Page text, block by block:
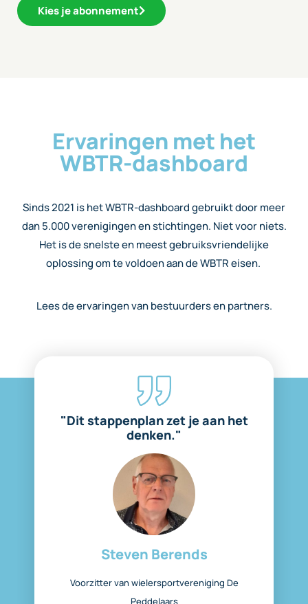
Kies je abonnement
Ervaringen met het
WBTR-dashboard
Sinds 2021 is het WBTR-dashboard gebruikt door meer
dan 5.000 verenigingen en stichtingen. Niet voor niets.
Het is de snelste en meest gebruiksvriendelijke
oplossing om te voldoen aan de WBTR eisen.
Lees de ervaringen van bestuurders en partners.
"Dit stappenplan zet je aan het
denken."
Steven Berends
Voorzitter van wielersport­vereniging De
Peddelaars